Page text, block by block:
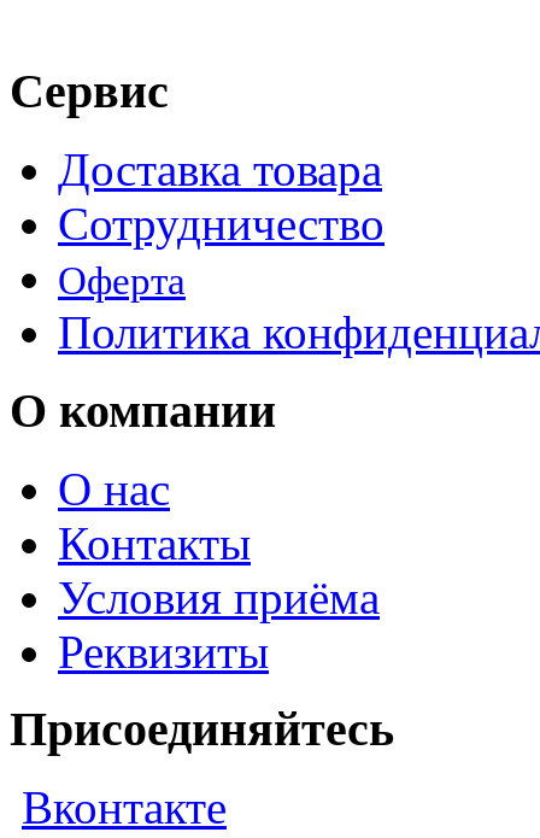
Сервис
Доставка товара
Сотрудничество
Оферта
Политика
О компании
О нас
Контакты
Условия приёма
Реквизиты
Присоединяйтесь
Вконтакте